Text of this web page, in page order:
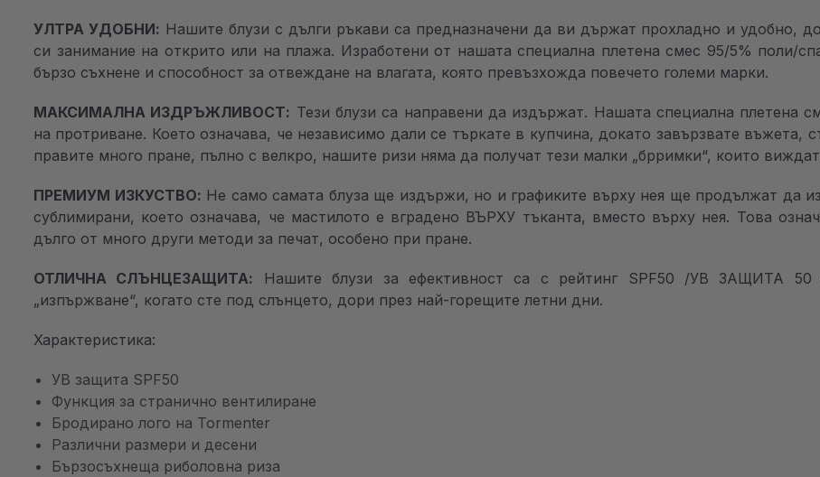
УЛТРА УДОБНИ: Нашите блузи с дълги ръкави са предназначени да ви държат прохладно и удобно,
си занимание на открито или на плажа. Изработени от нашата специална плетена смес 95/5% поли/
бързо съхнене и способност за отвеждане на влагата, която превъзхожда повечето големи марки.
МАКСИМАЛНА ИЗДРЪЖЛИВОСТ: Тези блузи са направени да издържат. Нашата специална плетена
на протриване. Което означава, че независимо дали се търкате в купчина, докато завързвате въжета,
правите много пране, пълно с велкро, нашите ризи няма да получат тези малки „брримки“, които
ПРЕМИУМ ИЗКУСТВО: Не само самата блуза ще издържи, но и графиките върху нея ще продължат да
сублимирани, което означава, че мастилото е вградено ВЪРХУ тъканта, вместо върху нея. Това
дълго от много други методи за печат, особено при пране.
ОТЛИЧНА СЛЪНЦЕЗАЩИТА: Нашите блузи за ефективност са с рейтинг SPF50 /УВ ЗАЩИТА
„изпържване“, когато сте под слънцето, дори през най-горещите летни дни.
Характеристика:
УВ защита SPF50
Функция за странично вентилиране
Бродирано лого на Tormenter
Различни размери и десени
Бързосъхнеща риболовна риза